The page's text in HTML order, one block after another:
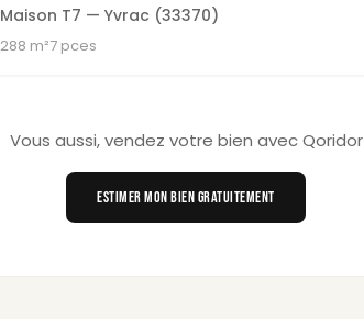
Maison T7 — Yvrac (33370)
288 m²7 pces
Vous aussi, vendez votre bien avec Qoridor
ESTIMER MON BIEN GRATUITEMENT